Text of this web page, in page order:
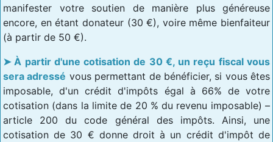
manifester votre soutien de manière plus généreuse
encore, en étant donateur (30 €), voire même bienfaiteur
(à partir de 50 €).
À partir d'une cotisation de 30 €, un reçu fiscal vous
sera adressé vous permettant de bénéficier, si vous êtes
imposable, d'un crédit d'impôts égal à 66% de votre
cotisation (dans la limite de 20 % du revenu imposable) –
article 200 du code général des impôts. Ainsi, une
cotisation de 30 € donne droit à un crédit d'impôt de